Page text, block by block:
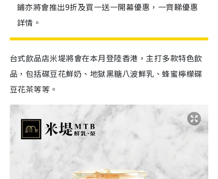
鋪亦將會推出9折及買一送一開幕優惠，一齊睇優惠
詳情。
台式飲品店米堤將會在本月登陸香港，主打多款特色飲
品，包括碟豆花鮮奶、地獄黑糖八波鮮乳、蜂蜜檸檬碟
豆花茶等等。